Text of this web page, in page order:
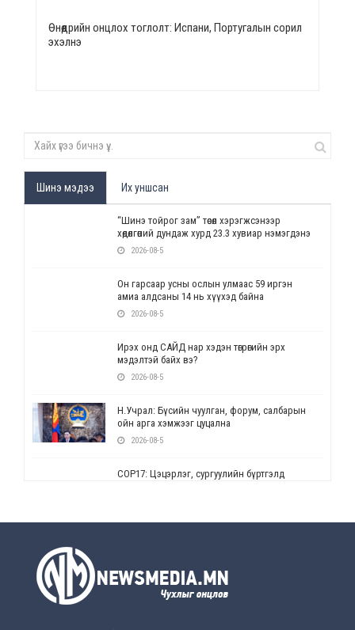
Өнөөдрийн онцлох тоглолт: Испани, Португалын сорил
эхэлнэ
Шинэ мэдээ Их уншсан
“Шинэ тойрог зам” төсөл хэрэгжсэнээр
хөдөлгөөний дундаж хурд 23.3 хувиар нэмэгдэнэ
2026-08-5
Он гарсаар усны ослын улмаас 59 иргэн
амиа алдсаны 14 нь хүүхэд байна
2026-08-5
Ирэх онд САЙД нар хэдэн төгрөгийн эрх
мэдэлтэй байх вэ?
2026-08-5
Н.Учрал: Бүсийн чуулган, форум, салбарын
ойн арга хэмжээг цуцална
2026-08-5
СОР17: Цэцэрлэг, сургуулийн бүртгэлд
2026-08-5